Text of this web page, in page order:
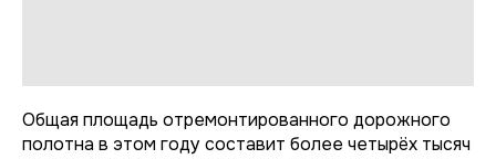
Общая площадь отремонтированного дорожного
полотна в этом году составит более четырёх тысяч